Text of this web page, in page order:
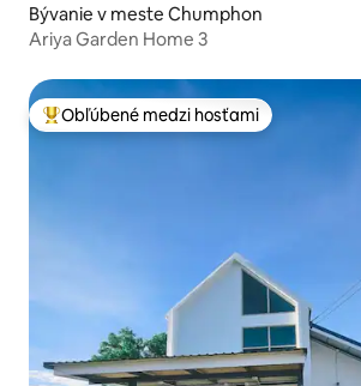
Bývanie v meste Chumphon
Ariya Garden Home 3
Najobľúbenejšie medzi hosťami
Obľúbené medzi hosťami